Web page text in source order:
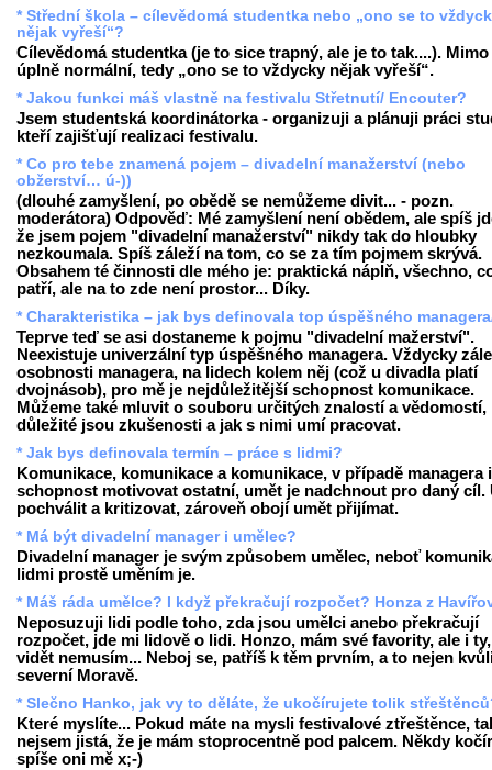
* Střední škola – cílevědomá studentka nebo „ono se to
nějak vyřeší“?
Cílevědomá studentka (je to sice trapný, ale je to tak....).
úplně normální, tedy „ono se to vždycky nějak vyřeší“.
* Jakou funkci máš vlastně na festivalu Střetnutí/ Encouter?
Jsem studentská koordinátorka - organizuji a plánuji práci
kteří zajišťují realizaci festivalu.
* Co pro tebe znamená pojem – divadelní manažerství (nebo
obžerství… ú-))
(dlouhé zamyšlení, po obědě se nemůžeme divit... - pozn.
moderátora) Odpověď: Mé zamyšlení není obědem, ale spíš
že jsem pojem "divadelní manažerství" nikdy tak do hloubky
nezkoumala. Spíš záleží na tom, co se za tím pojmem skrývá.
Obsahem té činnosti dle mého je: praktická náplň, všechno,
patří, ale na to zde není prostor... Díky.
* Charakteristika – jak bys definovala top úspěšného
Teprve teď se asi dostaneme k pojmu "divadelní mažerství".
Neexistuje univerzální typ úspěšného managera. Vždycky
osobnosti managera, na lidech kolem něj (což u divadla platí
dvojnásob), pro mě je nejdůležitější schopnost komunikace.
Můžeme také mluvit o souboru určitých znalostí a vědomostí,
důležité jsou zkušenosti a jak s nimi umí pracovat.
* Jak bys definovala termín – práce s lidmi?
Komunikace, komunikace a komunikace, v případě managera i
schopnost motivovat ostatní, umět je nadchnout pro daný cíl.
pochválit a kritizovat, zároveň obojí umět přijímat.
* Má být divadelní manager i umělec?
Divadelní manager je svým způsobem umělec, neboť
lidmi prostě uměním je.
* Máš ráda umělce? I když překračují rozpočet? Honza z
Neposuzuji lidi podle toho, zda jsou umělci anebo překračují
rozpočet, jde mi lidově o lidi. Honzo, mám své favority, ale i
vidět nemusím... Neboj se, patříš k těm prvním, a to nejen
severní Moravě.
* Slečno Hanko, jak vy to děláte, že ukočírujete tolik
Které myslíte... Pokud máte na mysli festivalové ztřeštěnce,
nejsem jistá, že je mám stoprocentně pod palcem. Někdy
spíše oni mě x;-)